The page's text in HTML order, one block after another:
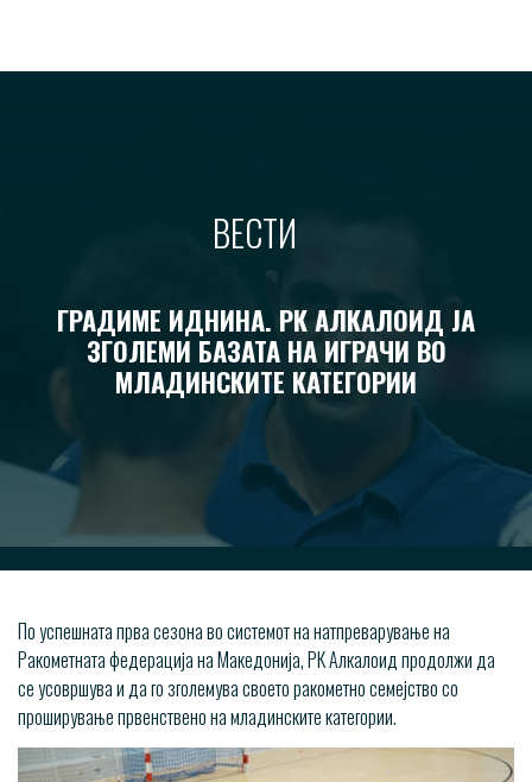
ВЕСТИ
ГРАДИМЕ ИДНИНА. РК АЛКАЛОИД ЈА
ЗГОЛЕМИ БАЗАТА НА ИГРАЧИ ВО
МЛАДИНСКИТЕ КАТЕГОРИИ
По успешната прва сезона во системот на натпреварување на
Ракометната федерација на Македонија, РК Алкалоид продолжи да
се усовршува и да го зголемува своето ракометно семејство со
проширување првенствено на младинските категории.